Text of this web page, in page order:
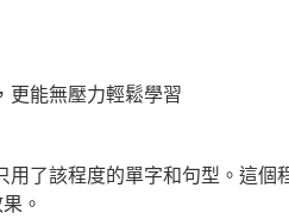
更能無壓力輕鬆學習
了該程度的單字和句型。這個
。